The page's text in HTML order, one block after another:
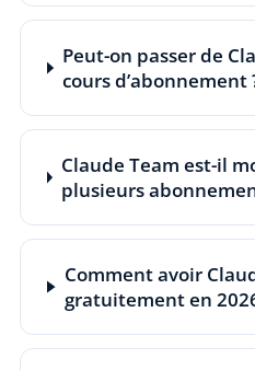
Peut-on passer de
cours d’abonnement
Claude Team est-il
plusieurs
Comment avoir
gratuitement en